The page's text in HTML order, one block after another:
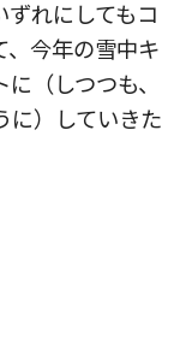
れにしてもコ
、今年の雪中キ
（しつつも、
に）していきた